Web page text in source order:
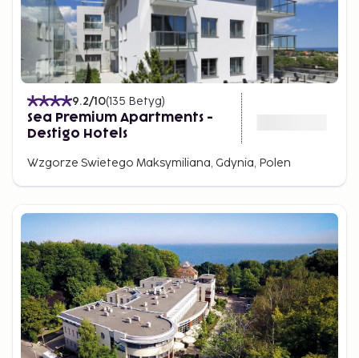
9.2/10(135 Betyg)
Sea Premium Apartments -
Destigo Hotels
Wzgorze Swietego Maksymiliana, Gdynia, Polen